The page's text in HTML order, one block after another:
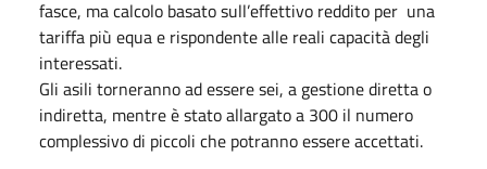
fasce, ma calcolo basato sull’effettivo reddito per una
tariffa più equa e rispondente alle reali capacità degli
interessati.
Gli asili torneranno ad essere sei, a gestione diretta o
indiretta, mentre è stato allargato a 300 il numero
complessivo di piccoli che potranno essere accettati.